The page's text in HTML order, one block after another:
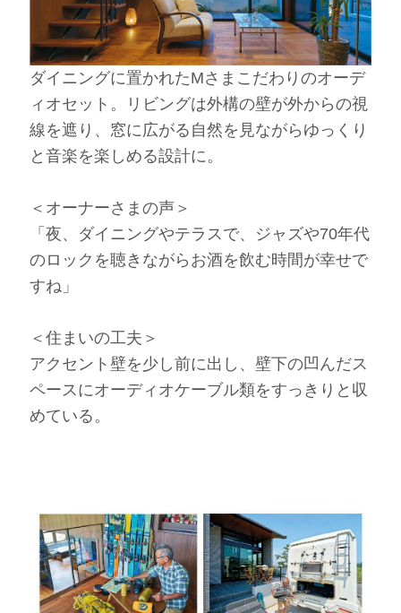
ダイニングに置かれたMさまこだわりのオーデ
ィオセット。リビングは外構の壁が外からの視
線を遮り、窓に広がる自然を見ながらゆっくり
と音楽を楽しめる設計に。
＜オーナーさまの声＞
「夜、ダイニングやテラスで、ジャズや70年代
のロックを聴きながらお酒を飲む時間が幸せで
すね」
＜住まいの工夫＞
アクセント壁を少し前に出し、壁下の凹んだス
ペースにオーディオケーブル類をすっきりと収
めている。